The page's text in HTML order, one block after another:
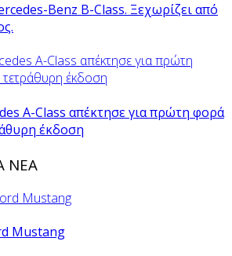
Benz B-Class. Ξεχωρίζει από
Α-Class απέκτησε για πρώτη φορά
έκδοση
ΝΕΑ
Mustang